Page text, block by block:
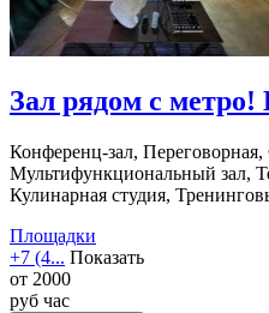
Зал рядом с метро!
Конференц-зал, Переговорная,
Мультифункциональный зал,
Кулинарная студия,
Площадки
+7 (4... Показать
от 2000
руб час